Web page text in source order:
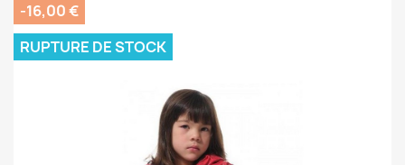
-16,00 €
RUPTURE DE STOCK